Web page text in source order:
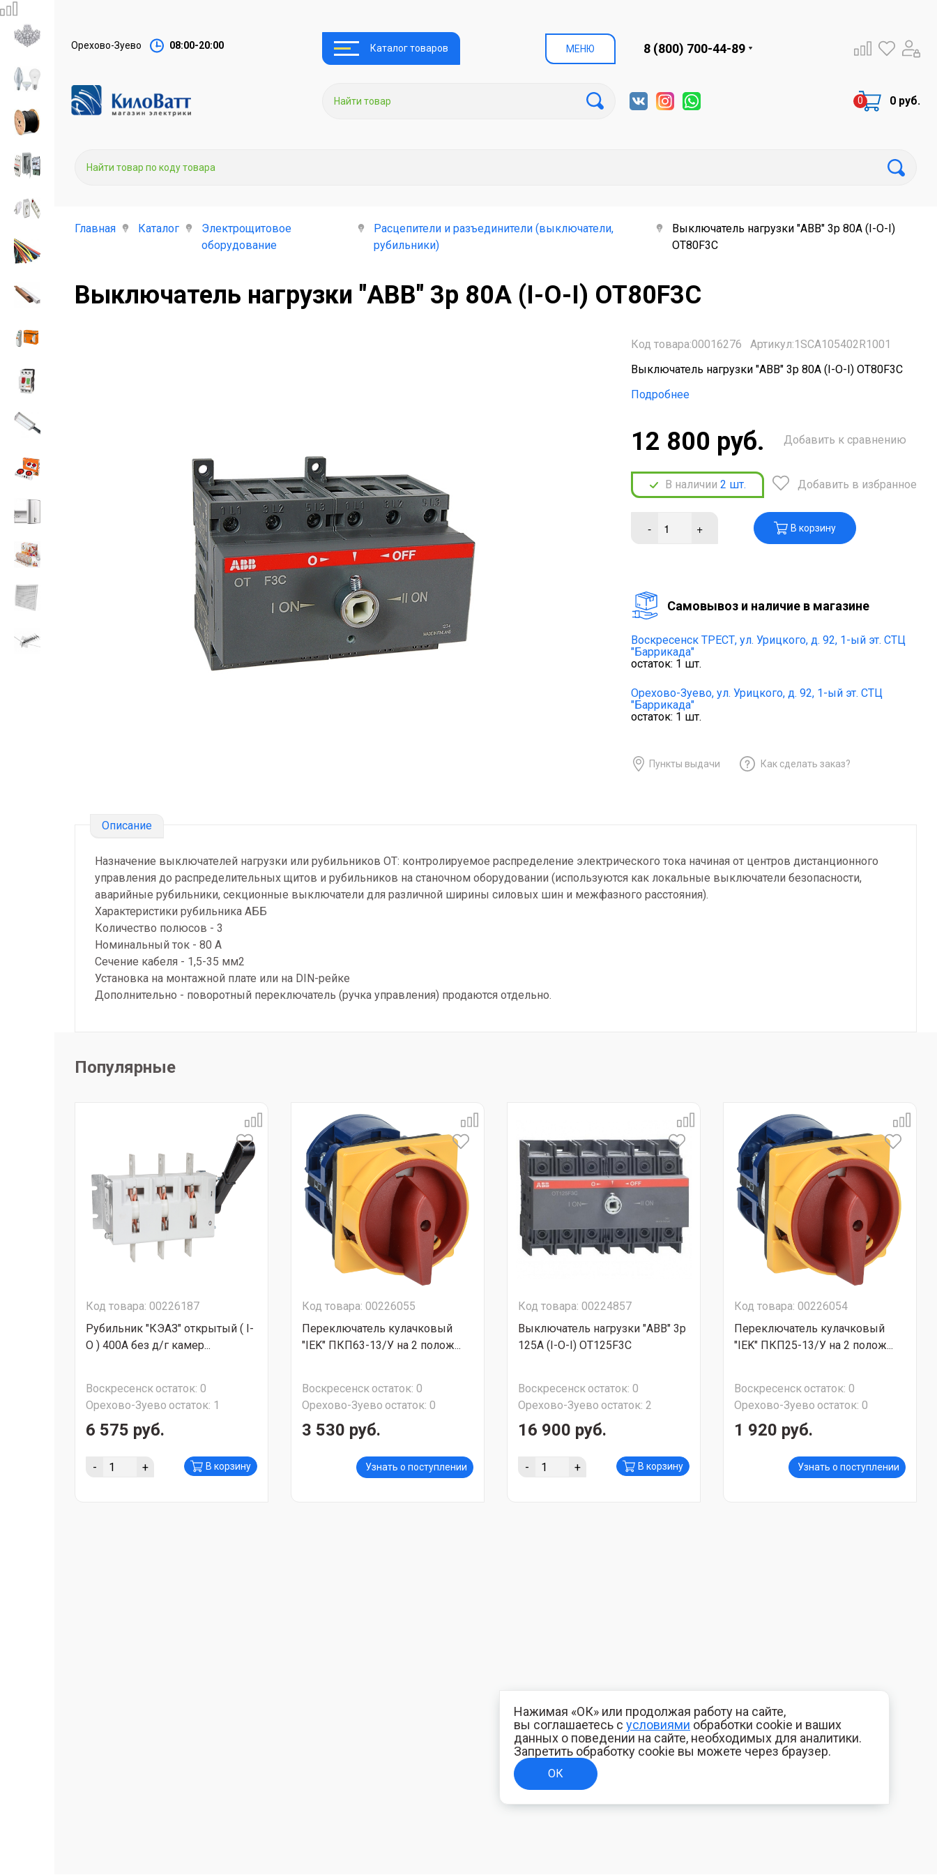
Орехово-Зуево 08:00-20:00 Каталог товаров МЕНЮ 8 (800) 700-44-89
0 руб.
Главная Каталог
Электрощитовое
оборудование
Расцепители и разъединители (выключатели,
рубильники)
Выключатель нагрузки "ABB" 3p 80A (I-O-I)
OT80F3C
Выключатель нагрузки "ABB" 3p 80A (I-O-I) OT80F3C
Код товара:00016276
Артикул:1SCA105402R1001
Выключатель нагрузки "ABB" 3p 80A (I-O-I) OT80F3C
Подробнее
12 800 руб.
В наличии 2 шт.
Добавить к сравнению
Добавить в избранное
- + В корзину
Cамовывоз и наличие в магазине
Воскресенск ТРЕСТ, ул. Урицкого, д. 92, 1-ый эт. СТЦ
"Баррикада"
остаток: 1 шт.
Орехово-Зуево, ул. Урицкого, д. 92, 1-ый эт. СТЦ
"Баррикада"
остаток: 1 шт.
Пункты выдачи Как сделать заказ?
Описание
Назначение выключателей нагрузки или рубильников ОТ: контролируемое распределение электрического тока начиная от центров дистанционного
управления до распределительных щитов и рубильников на станочном оборудовании (используются как локальные выключатели безопасности,
аварийные рубильники, секционные выключатели для различной ширины силовых шин и межфазного расстояния).
Характеристики рубильника АББ
Количество полюсов - 3
Номинальный ток - 80 А
Сечение кабеля - 1,5-35 мм2
Установка на монтажной плате или на DIN-рейке
Дополнительно - поворотный переключатель (ручка управления) продаются отдельно.
Популярные
Код товара: 00226187
Рубильник "КЭАЗ" открытый ( I-
O ) 400А без д/г камер...
Воскресенскостаток: 0
Орехово-Зуево остаток: 1
6 575 руб.
- + В корзину
Код товара: 00226055
Переключатель кулачковый
"IEK" ПКП63-13/У на 2 полож...
Воскресенскостаток: 0
Орехово-Зуево остаток: 0
3 530 руб.
Узнать о поступлении
Код товара: 00224857
Выключатель нагрузки "ABB" 3p
125A (I-O-I) OT125F3C
Воскресенскостаток: 0
Орехово-Зуево остаток: 2
16 900 руб.
- + В корзину
Код товара: 00226054
Переключатель кулачковый
"IEK" ПКП25-13/У на 2 полож...
Воскресенскостаток: 0
Орехово-Зуево остаток: 0
1 920 руб.
Узнать о поступлении
Нажимая «ОК» или продолжая работу на сайте,
вы соглашаетесь с условиями обработки cookie и ваших
данных о поведении на сайте, необходимых для аналитики.
Запретить обработку cookie вы можете через браузер.
ОК